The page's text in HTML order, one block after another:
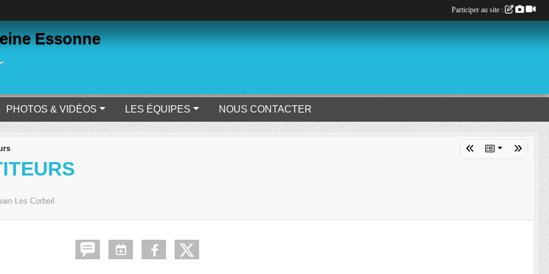
Essonne
PHOTOS & VIDÉOS LES ÉQUIPES NOUS CONTACTER
Les Corbeil
Participer au site :